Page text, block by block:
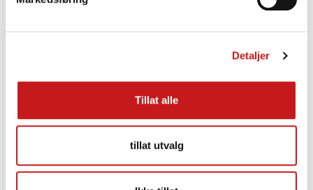
Detaljer
Tillat alle
tillat utvalg